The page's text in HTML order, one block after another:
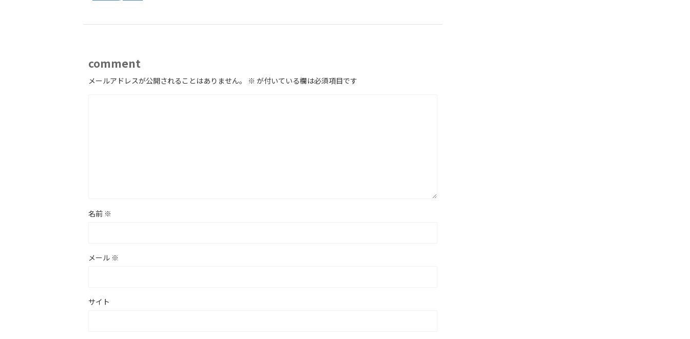
comment
メールアドレスが公開されることはありません。 ※ が付いている欄は必須項目です
名前 ※
メール ※
サイト